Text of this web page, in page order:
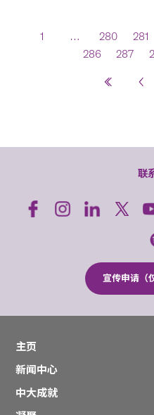
1 … 280 281
286
287
联
宣传申请（
主页
新闻中心
中大成就